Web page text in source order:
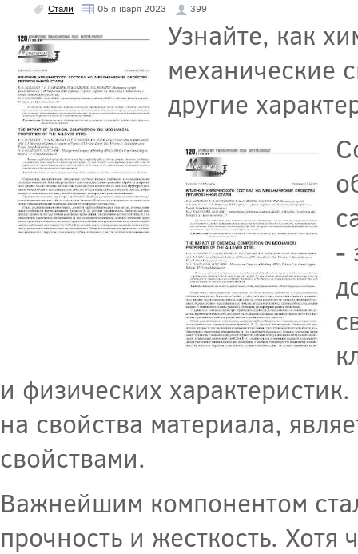
Стали 05 января 2023 399
Узнайте, как
механические
другие
-
и физических
на свойства материала,
свойствами.
Важнейшим компонентом
прочность и жесткость.